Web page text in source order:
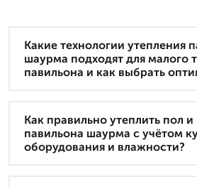
Какие технологии утепления
шаурма подходят для малого
павильона и как выбрать
Как правильно утеплить пол и
павильона шаурма с учётом
оборудования и влажности?